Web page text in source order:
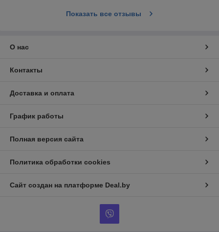
Показать все отзывы
О нас
Контакты
Доставка и оплата
График работы
Полная версия сайта
Политика обработки cookies
Сайт создан на платформе Deal.by